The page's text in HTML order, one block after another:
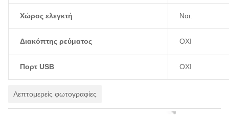
Χώρος ελεγκτή Ναι.
Διακόπτης ρεύματος ΟΧΙ
Πορτ USB ΟΧΙ
Λεπτομερείς φωτογραφίες